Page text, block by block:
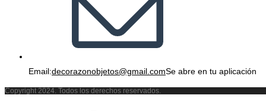
Email:decorazonobjetos@gmail.comSe abre en tu aplicación
Copyright 2024. Todos los derechos reservados.